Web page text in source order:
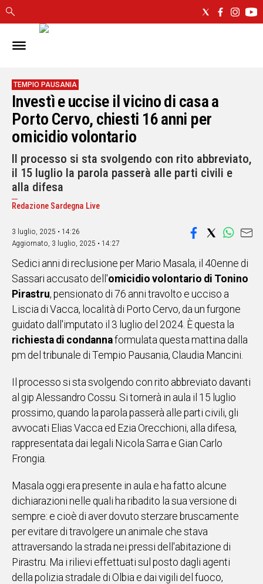
IN
CAGLIARI
SASSARI
NUORO
ORISTANO
SULCIS
GALLURA
OGLIASTRA
MEDIO
CAMPIDANO
ALTRE
NOTIZIE
POLITICA
IN
ITALIA
NEL
MONDO
SPORT
EVENTI
VIDEO
Vai
AL CANALE
WHATSAPP
Social
TEMPIO PAUSANIA
Investì e uccise il vicino di casa a
Porto Cervo, chiesti 16 anni per
omicidio volontario
Il processo si sta svolgendo con rito abbreviato,
il 15 luglio la parola passerà alle parti civili e
alla difesa
Redazione Sardegna Live
3 luglio, 2025 • 14:26
Aggiornato, 3 luglio, 2025 • 14:27
Sedici anni di reclusione per Mario Masala, il 40enne di
Sassari accusato dell'omicidio volontario di Tonino
Pirastru, pensionato di 76 anni travolto e ucciso a
Liscia di Vacca, località di Porto Cervo, da un furgone
guidato dall'imputato il 3 luglio del 2024. È questa la
richiesta di condannaformulata questa mattina dalla
pm del tribunale di Tempio Pausania, Claudia Mancini.
Il processo si sta svolgendo con rito abbreviato davanti
al gip Alessandro Cossu. Si tornerà in aula il 15 luglio
prossimo, quando la parola passerà alle parti civili, gli
avvocati Elias Vacca ed Ezia Orecchioni, alla difesa,
rappresentata dai legali Nicola Sarra e Gian Carlo
Frongia.
Masala oggi era presente in aula e ha fatto alcune
dichiarazioni nelle quali ha ribadito la sua versione di
sempre: e cioè di aver dovuto sterzare bruscamente
per evitare di travolgere un animale che stava
attraversando la strada nei pressi dell'abitazione di
Pirastru. Ma i rilievi effettuati sul posto dagli agenti
della polizia stradale di Olbia e dai vigili del fuoco,